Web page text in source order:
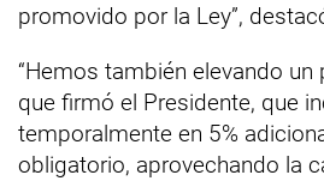
promovido por la Ley”,
“Hemos también elevando un
que firmó el Presidente, que
temporalmente en 5%
obligatorio, aprovechando la